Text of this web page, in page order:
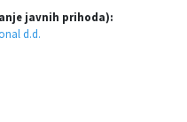
javnih prihoda):
d.d.